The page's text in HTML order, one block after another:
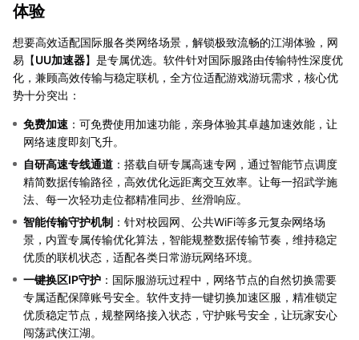
体验
想要高效适配国际服各类网络场景，解锁极致流畅的江湖体验，网
易【UU加速器】是专属优选。软件针对国际服路由传输特性深度优
化，兼顾高效传输与稳定联机，全方位适配游戏游玩需求，核心优
势十分突出：
免费加速 ：可免费使用加速功能，亲身体验其卓越加速效能，让
网络速度即刻飞升。
自研高速专线通道 ：搭载自研专属高速专网，通过智能节点调度
精简数据传输路径，高效优化远距离交互效率。让每一招武学施
法、每一次轻功走位都精准同步、丝滑响应。
智能传输守护机制 ：针对校园网、公共WiFi等多元复杂网络场
景，内置专属传输优化算法，智能规整数据传输节奏，维持稳定
优质的联机状态，适配各类日常游玩网络环境。
一键换区IP守护 ：国际服游玩过程中，网络节点的自然切换需要
专属适配保障账号安全。软件支持一键切换加速区服，精准锁定
优质稳定节点，规整网络接入状态，守护账号安全，让玩家安心
闯荡武侠江湖。